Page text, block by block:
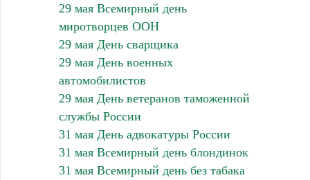
29 мая Всемирный день
миротворцев ООН
29 мая День сварщика
29 мая День военных
автомобилистов
29 мая День ветеранов таможенной
службы России
31 мая День адвокатуры России
31 мая Всемирный день блондинок
31 мая Всемирный день без табака